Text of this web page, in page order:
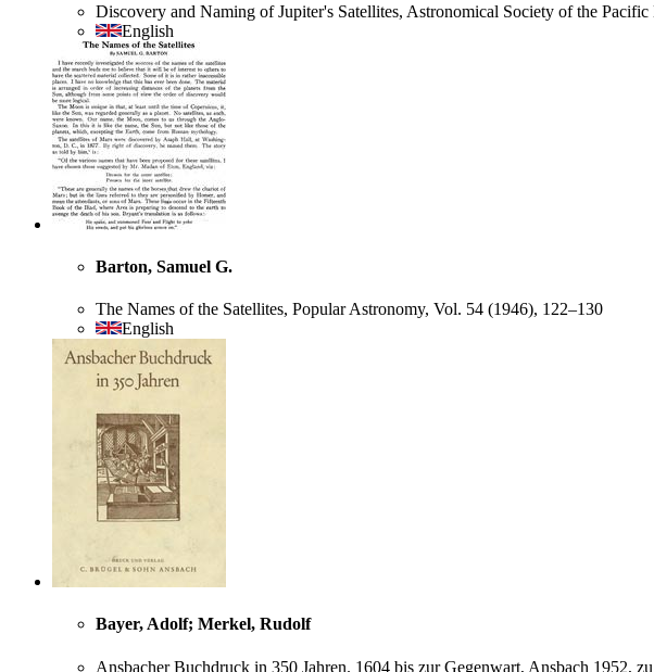
Discovery and Naming of Jupiter's Satellites, Astronomical Society of the
English
Barton, Samuel G.
The Names of the Satellites, Popular Astronomy, Vol. 54 (1946), 122–130
English
Bayer, Adolf; Merkel, Rudolf
Ansbacher Buchdruck in 350 Jahren. 1604 bis zur Gegenwart, Ansbach 1952,